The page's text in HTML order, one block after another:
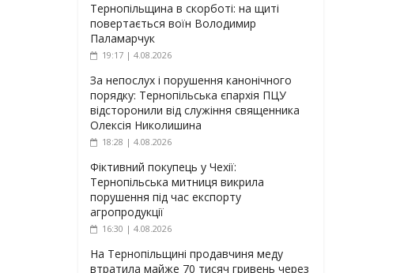
Тернопільщина в скорботі: на щиті
повертається воїн Володимир
Паламарчук
19:17 | 4.08.2026
За непослух і порушення канонічного
порядку: Тернопільська єпархія ПЦУ
відсторонили від служіння священника
Олексія Николишина
18:28 | 4.08.2026
Фіктивний покупець у Чехії:
Тернопільська митниця викрила
порушення під час експорту
агропродукції
16:30 | 4.08.2026
На Тернопільщині продавчиня меду
втратила майже 70 тисяч гривень через